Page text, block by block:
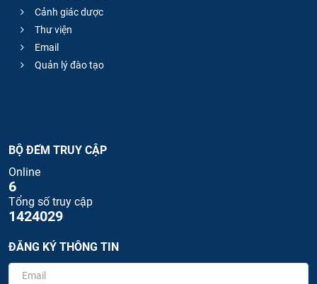
Cảnh giác dược
Thư viện
Email
Quản lý đào tạo
BỘ ĐẾM TRUY CẬP
Online
6
Tổng số truy cập
1424029
ĐĂNG KÝ THÔNG TIN